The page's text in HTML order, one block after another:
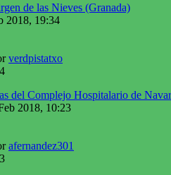
de las Nieves (Granada)
2018, 19:34
verdpistatxo
del Complejo Hospitalario de
2018, 10:23
afernandez301